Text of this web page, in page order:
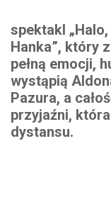
spektakl
Hanka”, który
pełną emocji,
wystąpią
Pazura, a
przyjaźni,
dystansu.